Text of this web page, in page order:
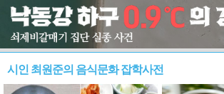
시인 최원준의 음식문화 잡학사전